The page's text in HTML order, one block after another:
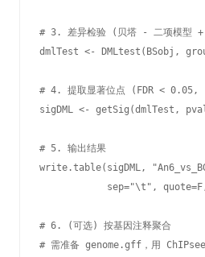
# 3. 差异检验 (贝塔 - 二项模型 +
dmlTest <- DMLtest(BSobj,
# 4. 提取显著位点 (FDR <
sigDML <- getSig(dmlTest,
# 5. 输出结果
write.table(sigDML,
sep="\t",
# 6. (可选) 按基因注释聚合
# 需准备 genome.gff，用